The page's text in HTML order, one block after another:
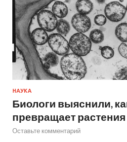
НАУКА
Биологи выяснили,
превращает
Оставьте комментарий